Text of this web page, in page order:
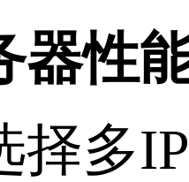
器性
IP